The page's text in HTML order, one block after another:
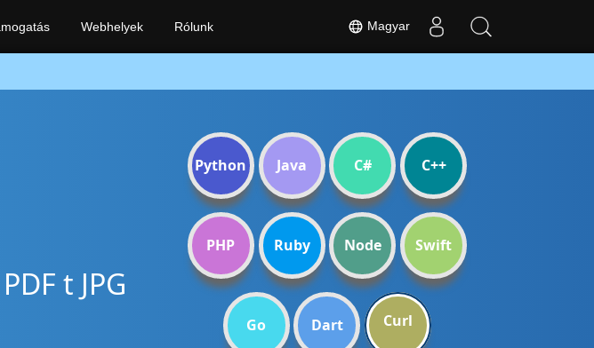
t JPG
Python Java C# C++
PHP Ruby Node Swift
Go Dart Curl
Magyar
Webhelyek Rólunk